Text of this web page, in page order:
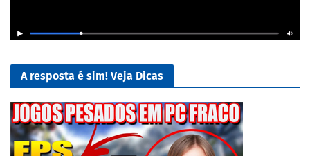
A resposta é sim! Veja Dicas